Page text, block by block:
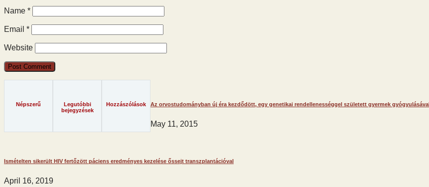
Name *
Email *
Website
Népszerű
Legutóbbi
bejegyzések
Hozzászólások Az orvostudományban új éra kezdődött, egy genetikai rendellenességgel született gyermek gyógyulásával
May 11, 2015
Ismételten sikerült HIV fertőzött páciens eredményes kezelése őssejt transzplantációval
April 16, 2019